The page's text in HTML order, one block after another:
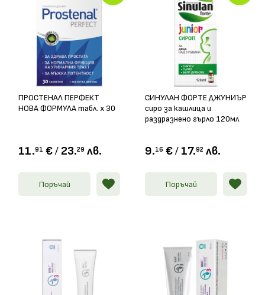
ПРОСТЕНАЛ ПЕРФЕКТ
НОВА ФОРМУЛА табл. х 30
11.91 €/ 23.29 лв.
Поръчай
СИНУЛАН ФОРТЕ ДЖУНИЪР
сиро за кашлица и
раздразнено гърло 120мл
9.16 €/ 17.92 лв.
Поръчай